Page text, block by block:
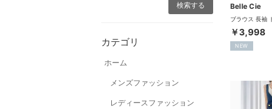
カテゴリ
ホーム
メンズファッション
レディースファッション
Belle Cie
￥3,998
NEW